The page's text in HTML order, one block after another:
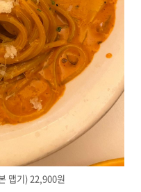
맵기) 22,900원